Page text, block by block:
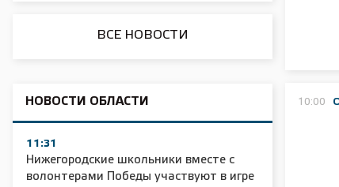
ВСЕ НОВОСТИ
НОВОСТИ ОБЛАСТИ
11:31
Нижегородские школьники вместе с
волонтерами Победы участвуют в игре
10:00